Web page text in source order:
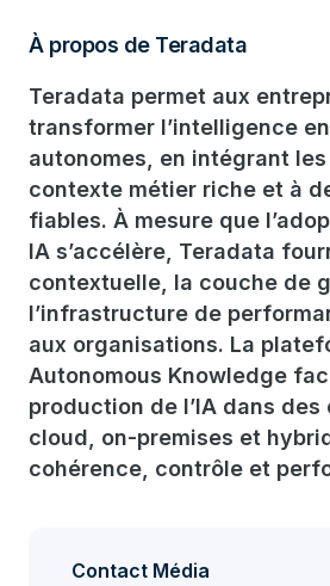
À propos de Teradata
Teradata permet aux
transformer l’intelligence
autonomes, en intégrant
contexte métier riche et à
fiables. À mesure que
IA s’accélère, Teradata
contextuelle, la couche de
l’infrastructure de
aux organisations. La
Autonomous Knowledge
production de l’IA dans
cloud, on-premises et
cohérence, contrôle et
Contact Média